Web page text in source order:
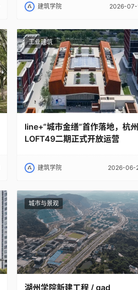
建筑学院 2026-07-
工业建筑
line+“城市金缮”首作落地，杭
LOFT49二期正式开放运营
建筑学院 2026-06-
城市与景观
湖州学院新建工程 / gad